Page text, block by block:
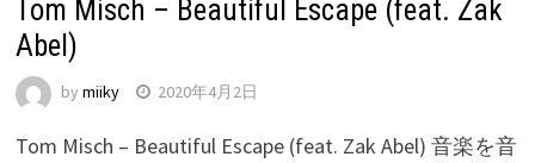
Tom Misch – Beautiful Escape (feat. Zak
Abel)
by miiky 2020年4月2日
Tom Misch – Beautiful Escape (feat. Zak Abel) 音楽を音